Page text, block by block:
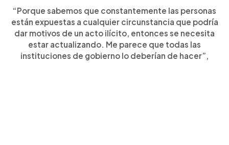
“Porque sabemos que constantemente las personas
están expuestas a cualquier circunstancia que podría
dar motivos de un acto ilícito, entonces se necesita
estar actualizando. Me parece que todas las
instituciones de gobierno lo deberían de hacer”,